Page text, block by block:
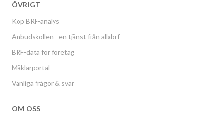
ÖVRIGT
Köp BRF-analys
Anbudskollen - en tjänst från allabrf
BRF-data för företag
Mäklarportal
Vanliga frågor & svar
OM OSS